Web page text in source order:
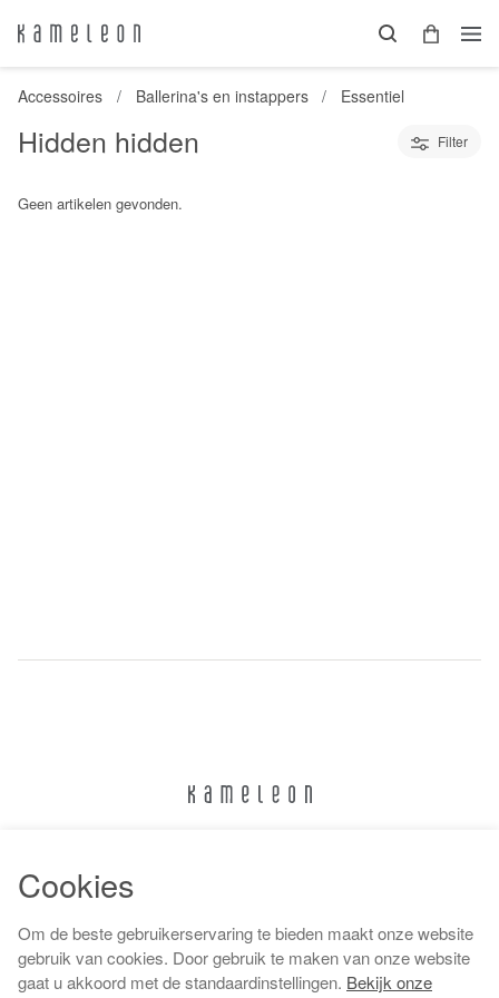
Accessoires Ballerina's en instappers Essentiel
Hidden hidden Filter
Geen artikelen gevonden.
Algemene voorwaarden
Cookies
Om de beste gebruikerservaring te bieden maakt onze website
gebruik van cookies. Door gebruik te maken van onze website
gaat u akkoord met de standaardinstellingen. Bekijk onze